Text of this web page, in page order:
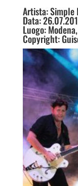
Artista: Simple
Data:
Luogo:
Copyright: